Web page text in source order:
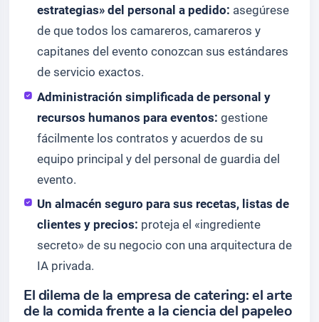
estrategias» del personal a pedido: asegúrese
de que todos los camareros, camareros y
capitanes del evento conozcan sus estándares
de servicio exactos.
Administración simplificada de personal y
recursos humanos para eventos: gestione
fácilmente los contratos y acuerdos de su
equipo principal y del personal de guardia del
evento.
Un almacén seguro para sus recetas, listas de
clientes y precios: proteja el «ingrediente
secreto» de su negocio con una arquitectura de
IA privada.
El dilema de la empresa de catering: el arte
de la comida frente a la ciencia del papeleo